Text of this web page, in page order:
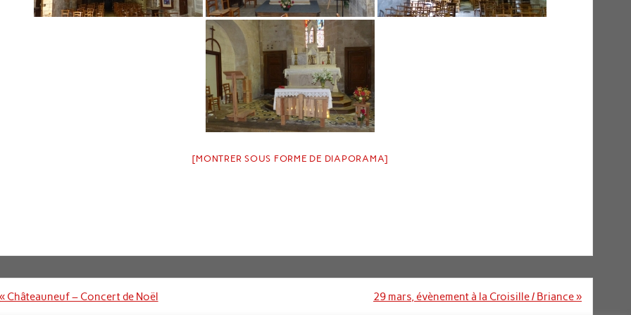
[MONTRER SOUS FORME DE DIAPORAMA]
Navigation
« Châteauneuf – Concert de Noël 29 mars, évènement à la Croisille / Briance »